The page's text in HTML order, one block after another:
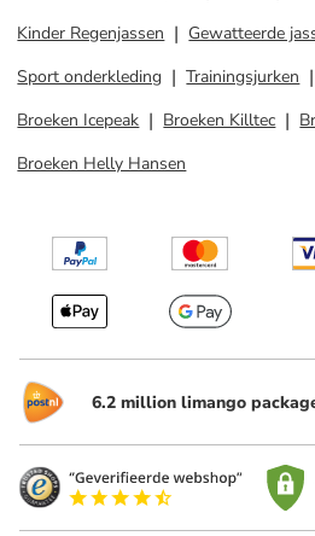
Kinder Regenjassen
Gewatteerde
Sport onderkleding
Trainingsjurken
Broeken Icepeak
Broeken Killtec
Broeken Helly Hansen
6.2 million limango